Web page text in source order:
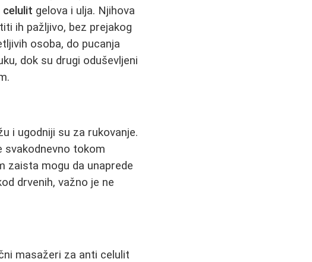
celulit gelova i ulja. Njihova
ih pažljivo, bez prejakog
osoba, do pucanja
dok su drugi oduševljeni
i ugodniji su za rukovanje.
svakodnevno tokom
zaista mogu da unaprede
drvenih, važno je ne
masažeri za anti celulit